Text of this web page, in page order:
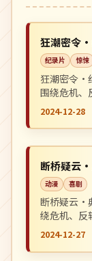
韩国
4K
狂潮密令
纪录片 惊悚
狂潮密令·
围绕危机、
得推荐观看。
2024-12-28
韩国
断桥疑云
动漫 喜剧
断桥疑云·
绕危机、反
推荐观看。
2024-12-27